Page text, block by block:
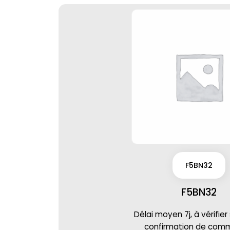
F5BN32
F5BN32
Délai moyen 7j, à
confirmation de